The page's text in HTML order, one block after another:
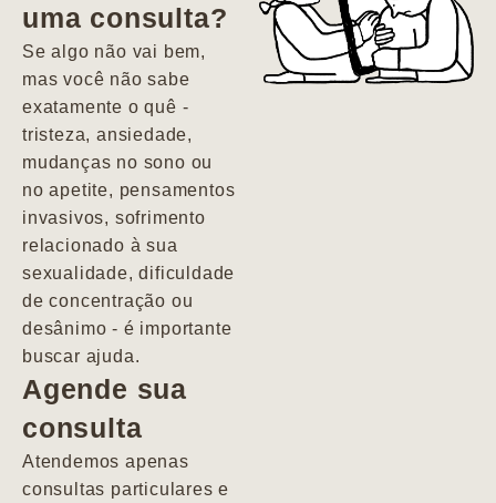
depressão e
agitação com
pensamentos
uma consulta?
Se algo não vai bem,
mas você não sabe
exatamente o quê -
tristeza, ansiedade,
mudanças no sono ou
no apetite, pensamentos
invasivos, sofrimento
relacionado à sua
sexualidade, dificuldade
de concentração ou
desânimo - é importante
buscar ajuda.
Agende sua
consulta
Atendemos apenas
consultas particulares e